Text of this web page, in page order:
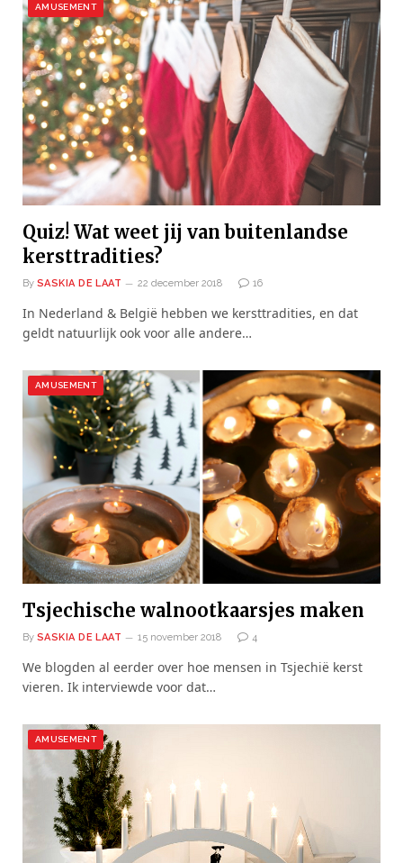
AMUSEMENT
Quiz! Wat weet jij van buitenlandse
kersttradities?
By SASKIA DE LAAT 22 december 2018 16
In Nederland & België hebben we kersttradities, en dat
geldt natuurlijk ook voor alle andere…
AMUSEMENT
Tsjechische walnootkaarsjes maken
By SASKIA DE LAAT 15 november 2018 4
We blogden al eerder over hoe mensen in Tsjechië kerst
vieren. Ik interviewde voor dat…
AMUSEMENT